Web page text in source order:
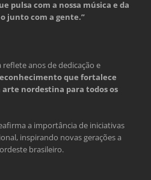
pulsa com a nossa música e da
junto com a gente.”
reflete anos de dedicação e
que fortalece
arte nordestina para todos os
a importância de iniciativas
inspirando novas gerações a
brasileiro.